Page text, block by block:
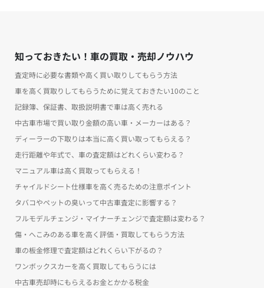
知っておきたい！車の買取・売却ノウハウ
査定時に必要な書類や高く買い取りしてもらう方法
車を高く買取りしてもらうために覚えておきたい10のこと
記録簿、保証書、取扱説明書で車は高く売れる
中古車市場で買い取り金額の高い車・メーカーはある？
ディーラーの下取りは本当に高く買い取ってもらえる？
走行距離や年式で、車の査定額はどれくらい変わる？
マニュアル車は高く買取ってもらえる！
チャイルドシート仕様車を高く売るための注意ポイント
タバコやペットの臭いって中古車査定に影響する？
フルモデルチェンジ・マイナーチェンジで査定額は変わる？
傷・へこみのある車を高く評価・買取してもらう方法
車の板金修理で査定額はどれくらい下がるの？
ワンボックスカーを高く買取してもらうには
中古車売却時にもらえるお金とかかる税金